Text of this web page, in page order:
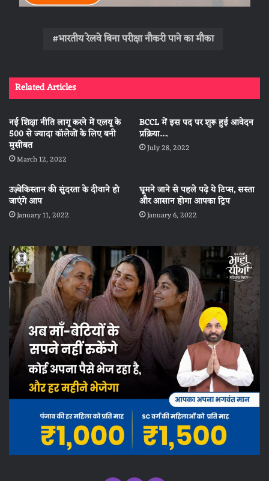
भारतीय रेलवे बिना परीक्षा नौकरी पाने का मौका
Related Articles
नई शिक्षा नीति लागू करने में एलयू के
500 से ज्यादा कॉलेजों के लिए बनी
मुसीबत
March 12, 2022
BCCL में इस पद पर शुरू हुई आवेदन
प्रक्रिया….
July 28, 2022
उज़्बेकिस्तान की सुंदरता के दीवाने हो
जाएंगे आप
January 11, 2022
घूमने जाने से पहले पढ़े ये टिप्स, सस्ता
और आसान होगा आपका ट्रिप
January 6, 2022